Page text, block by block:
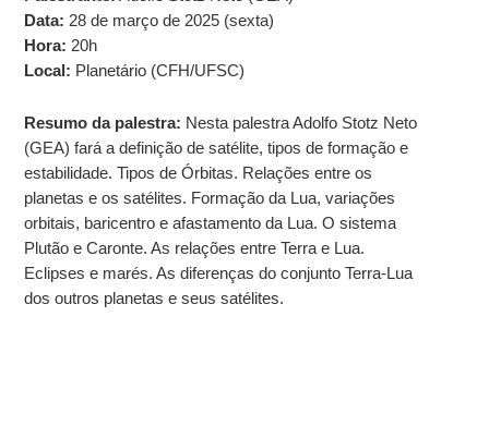
Data: 28 de março de 2025 (sexta)
Hora: 20h
Local: Planetário (CFH/UFSC)
Resumo da palestra: Nesta palestra Adolfo Stotz Neto
(GEA) fará a definição de satélite, tipos de formação e
estabilidade. Tipos de Órbitas. Relações entre os
planetas e os satélites. Formação da Lua, variações
orbitais, baricentro e afastamento da Lua. O sistema
Plutão e Caronte. As relações entre Terra e Lua.
Eclipses e marés. As diferenças do conjunto Terra-Lua
dos outros planetas e seus satélites.